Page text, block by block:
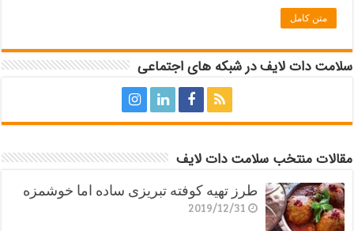
متن کامل
سلامت دات لایف در شبکه های اجتماعی
مقالات منتخب سلامت دات لایف
طرز تهیه کوفته تبریزی ساده اما خوشمزه
2019/12/31